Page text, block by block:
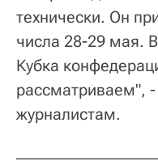
технически. Он
числа 28-29 мая.
Кубка
рассматриваем", -
журналистам.